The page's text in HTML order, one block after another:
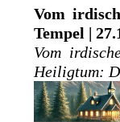
Vom
Tempel |
Vom
Heiligtum: